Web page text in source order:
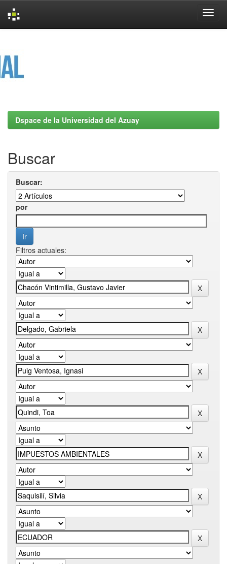
Dspace de la Universidad del Azuay
Buscar
Buscar:
por
Filtros actuales: